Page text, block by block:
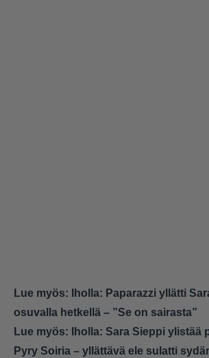
Lue myös:
Iholla: Paparazzi yllätti
osuvalla hetkellä – ”Se on sairasta”
Lue myös:
Iholla: Sara Sieppi ylistää
Pyry Soiria – yllättävä ele sulatti